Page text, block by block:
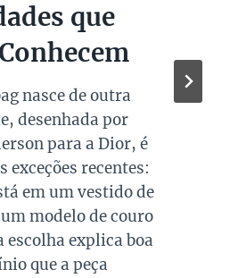
que
nasce de outra
desenhada por
para a Dior, é
exceções recentes:
em um vestido de
modelo de couro
escolha explica boa
que a peça